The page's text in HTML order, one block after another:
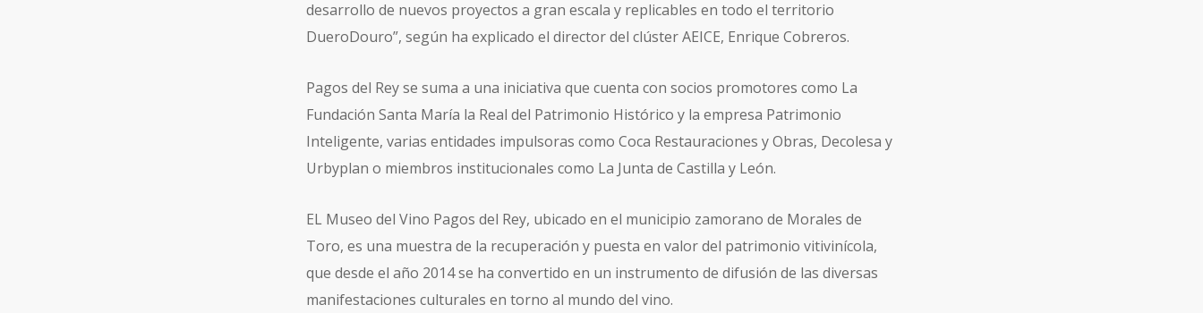
desarrollo de nuevos proyectos a gran escala y replicables en todo el territorio
DueroDouro”, según ha explicado el director del clúster AEICE, Enrique Cobreros.
Pagos del Rey se suma a una iniciativa que cuenta con socios promotores como La
Fundación Santa María la Real del Patrimonio Histórico y la empresa Patrimonio
Inteligente, varias entidades impulsoras como Coca Restauraciones y Obras, Decolesa y
Urbyplan o miembros institucionales como La Junta de Castilla y León.
EL Museo del Vino Pagos del Rey, ubicado en el municipio zamorano de Morales de
Toro, es una muestra de la recuperación y puesta en valor del patrimonio vitivinícola,
que desde el año 2014 se ha convertido en un instrumento de difusión de las diversas
manifestaciones culturales en torno al mundo del vino.